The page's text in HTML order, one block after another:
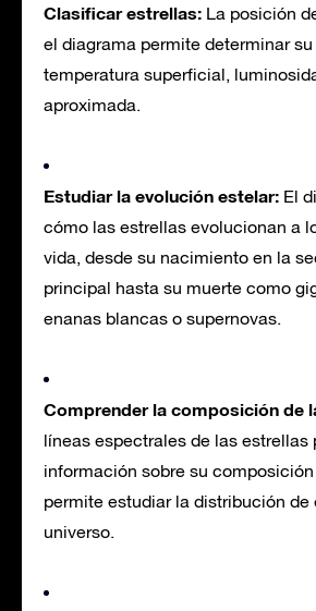
Clasificar estrellas: La posición
el diagrama permite determinar
temperatura superficial,
aproximada.
Estudiar la evolución estelar: El
cómo las estrellas evolucionan a
vida, desde su nacimiento en la
principal hasta su muerte como
enanas blancas o supernovas.
Comprender la composición de
líneas espectrales de las estrellas
información sobre su
permite estudiar la distribución de
universo.